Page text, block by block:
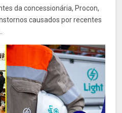
da concessionária, Procon,
causados por recentes